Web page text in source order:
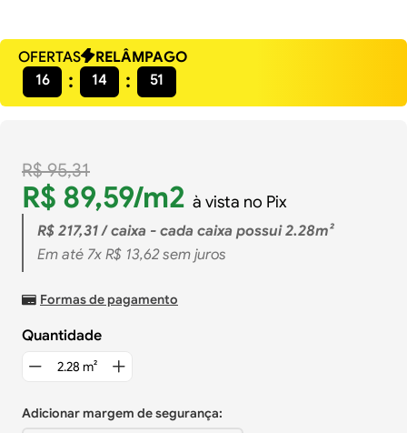
OFERTAS
RELÂMPAGO
16
14 50
R$ 95,31
R$ 89,59/m2 à vista no Pix
R$ 217,31/ caixa - cada caixa possui 2.28m²
Em até 7x R$ 13,62sem juros
Formas de pagamento
Quantidade
Adicionar margem de segurança: